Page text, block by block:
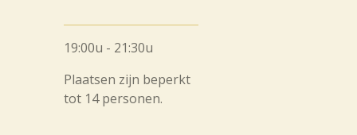
19:00u - 21:30u
Plaatsen zijn beperkt
tot 14 personen.